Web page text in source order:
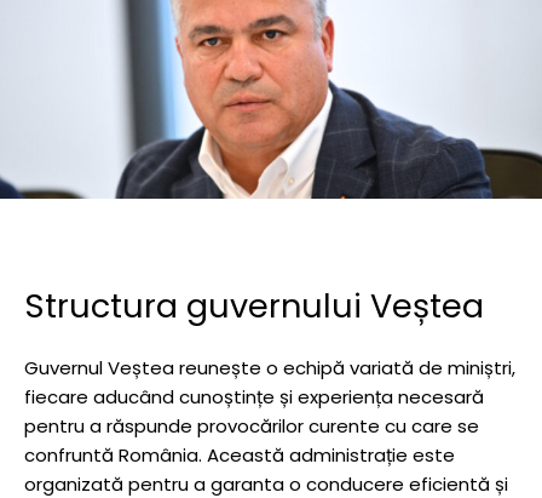
Structura guvernului Veștea
Guvernul Veștea reunește o echipă variată de miniștri,
fiecare aducând cunoștințe și experiența necesară
pentru a răspunde provocărilor curente cu care se
confruntă România. Această administrație este
organizată pentru a garanta o conducere eficientă și